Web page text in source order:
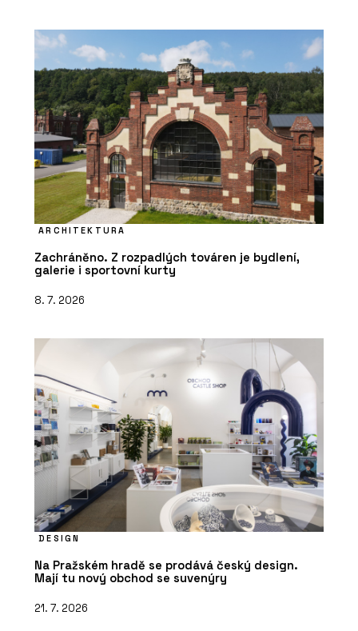
ARCHITEKTURA
Zachráněno. Z rozpadlých továren je bydlení,
galerie i sportovní kurty
8. 7. 2026
DESIGN
Na Pražském hradě se prodává český design.
Mají tu nový obchod se suvenýry
21. 7. 2026